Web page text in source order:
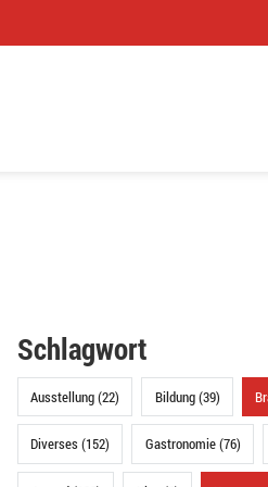
Schlagwort
Ausstellung (22) Bildung (39)
Diverses (152) Gastronomie (76)